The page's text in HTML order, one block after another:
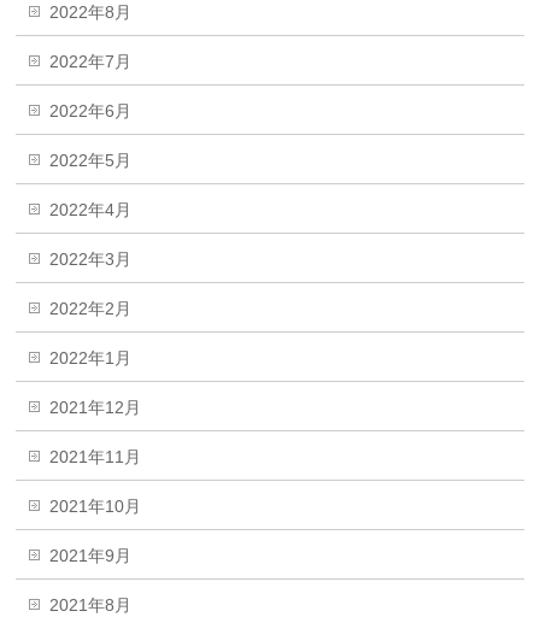
2022年8月
2022年7月
2022年6月
2022年5月
2022年4月
2022年3月
2022年2月
2022年1月
2021年12月
2021年11月
2021年10月
2021年9月
2021年8月